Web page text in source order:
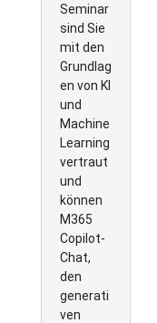
Seminar
sind Sie
mit den
Grundlag
en von KI
und
Machine
Learning
vertraut
und
können
M365
Copilot-
Chat,
den
generati
ven